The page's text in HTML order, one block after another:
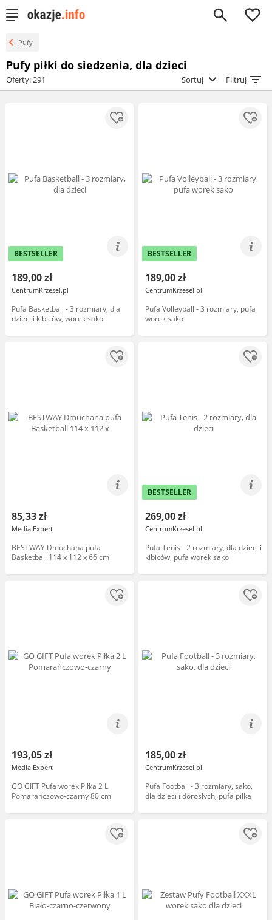
0
Pufy
Pufy piłki do siedzenia, dla dzieci
Oferty: 291 Sortuj Filtruj
BESTSELLER
189,00 zł
CentrumKrzesel.pl
Pufa Basketball - 3 rozmiary, dla
dzieci i kibiców, worek sako
BESTSELLER
189,00 zł
CentrumKrzesel.pl
Pufa Volleyball - 3 rozmiary, pufa
worek sako
85,33 zł
Media Expert
BESTWAY Dmuchana pufa
Basketball 114 x 112 x 66 cm
BESTSELLER
269,00 zł
CentrumKrzesel.pl
Pufa Tenis - 2 rozmiary, dla dzieci i
kibiców, pufa worek sako
193,05 zł
Media Expert
GO GIFT Pufa worek Piłka 2 L
Pomarańczowo-czarny 80 cm
185,00 zł
CentrumKrzesel.pl
Pufa Football - 3 rozmiary, sako,
dla dzieci i dorosłych, pufa piłka